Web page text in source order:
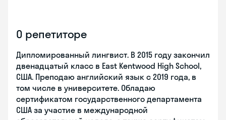
О репетиторе
Дипломированный лингвист. В 2015 году закончил
двенадцатый класс в East Kentwood High School,
США. Преподаю английский язык с 2019 года, в
том числе в университете. Обладаю
сертификатом государственного департамента
США за участие в международной